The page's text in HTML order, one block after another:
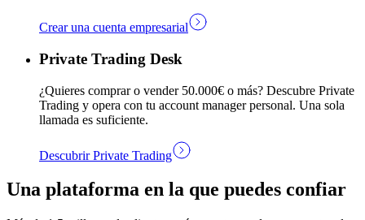
Crear una cuenta empresarial
Private Trading Desk
¿Quieres comprar o vender 50.000€ o más? Descubre Private
Trading y opera con tu account manager personal. Una sola
llamada es suficiente.
Descubrir Private Trading
Una plataforma en la que puedes confiar